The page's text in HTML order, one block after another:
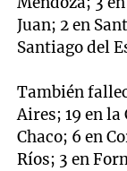
Juan; 2 en
Santiago del
También
Aires; 19 en la
Chaco; 6 en
Ríos; 3 en